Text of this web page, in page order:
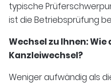
typische
ist die Betriebsprüfung
Wechsel zu Ihnen:
Kanzleiwechsel?
Weniger aufwändig als